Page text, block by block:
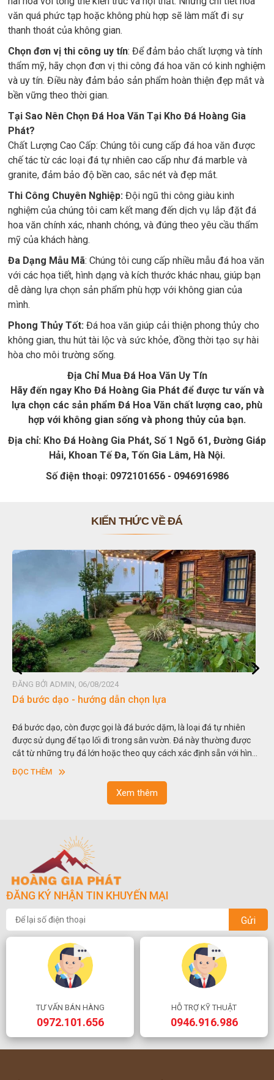
văn quá phức tạp hoặc không phù hợp sẽ làm mất đi sự
thanh thoát của không gian.
Chọn đơn vị thi công uy tín: Để đảm bảo chất lượng và tính
thẩm mỹ, hãy chọn đơn vị thi công đá hoa văn có kinh nghiệm
và uy tín. Điều này đảm bảo sản phẩm hoàn thiện đẹp mắt và
bền vững theo thời gian.
Tại Sao Nên Chọn Đá Hoa Văn Tại Kho Đá Hoàng Gia
Phát?
Chất Lượng Cao Cấp: Chúng tôi cung cấp đá hoa văn được
chế tác từ các loại đá tự nhiên cao cấp như đá marble và
granite, đảm bảo độ bền cao, sắc nét và đẹp mắt.
Thi Công Chuyên Nghiệp: Đội ngũ thi công giàu kinh
nghiệm của chúng tôi cam kết mang đến dịch vụ lắp đặt đá
hoa văn chính xác, nhanh chóng, và đúng theo yêu cầu thẩm
mỹ của khách hàng.
Đa Dạng Mẫu Mã: Chúng tôi cung cấp nhiều mẫu đá hoa văn
với các họa tiết, hình dạng và kích thước khác nhau, giúp bạn
dễ dàng lựa chọn sản phẩm phù hợp với không gian của
mình.
Phong Thủy Tốt: Đá hoa văn giúp cải thiện phong thủy cho
không gian, thu hút tài lộc và sức khỏe, đồng thời tạo sự hài
hòa cho môi trường sống.
Địa Chỉ Mua Đá Hoa Văn Uy Tín
Hãy đến ngay Kho Đá Hoàng Gia Phát để được tư vấn và
lựa chọn các sản phẩm Đá Hoa Văn chất lượng cao, phù
hợp với không gian sống và phong thủy của bạn.
Địa chỉ: Kho Đá Hoàng Gia Phát, Số 1 Ngõ 61, Đường Giáp
Hải, Khoan Tế Đa, Tốn Gia Lâm, Hà Nội.
Số điện thoại: 0972101656 - 0946916986
KIẾN THỨC VỀ ĐÁ
hình
ĐĂNG BỞI ADMIN, 06/08/2024
Đá non bộ - cách lựa chọn non bộ đẹp
Hòn non bộ được biết đến là một nghệ thuật xây dựng, sắp
thu nhỏ, đưa mô hình những ngọn núi to lớn ngoài tự nhiên
trong các vườn cảnh. Hay nói một cách khác, người ta gọi là
sơn”. Nghệ thuật hòn non bộ nhằm phục vụ cho mục đích
ĐỌC THÊM
Xem thêm
ĐĂNG KÝ NHẬN TIN KHUYẾN MẠI
Gửi
TƯ VẤN BÁN HÀNG
0972.101.656
HỖ TRỢ KỸ THUẬT
0946.916.986